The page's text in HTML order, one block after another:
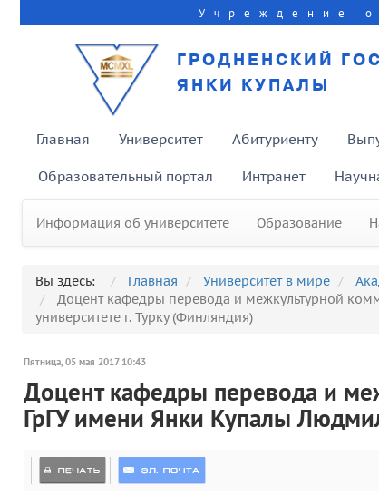
Учреждение
ГРОДНЕНСКИЙ
ЯНКИ КУПАЛЫ
Главная Университет Абитуриенту
Образовательный портал Интранет
Информация об университете Образование
Вы здесь: Главная Университет в мире
Доцент кафедры перевода и межкультурной
университете г. Турку (Финляндия)
Пятница, 05 мая 2017 10:43
Доцент кафедры перевода и
ГрГУ имени Янки Купалы